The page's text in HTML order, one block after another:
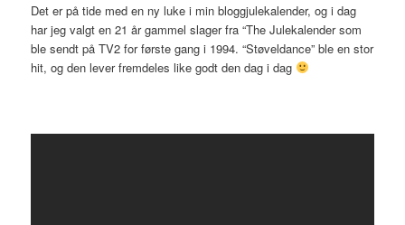
Det er på tide med en ny luke i min bloggjulekalender, og i dag
har jeg valgt en 21 år gammel slager fra “The Julekalender som
ble sendt på TV2 for første gang i 1994. “Støveldance” ble en stor
hit, og den lever fremdeles like godt den dag i dag